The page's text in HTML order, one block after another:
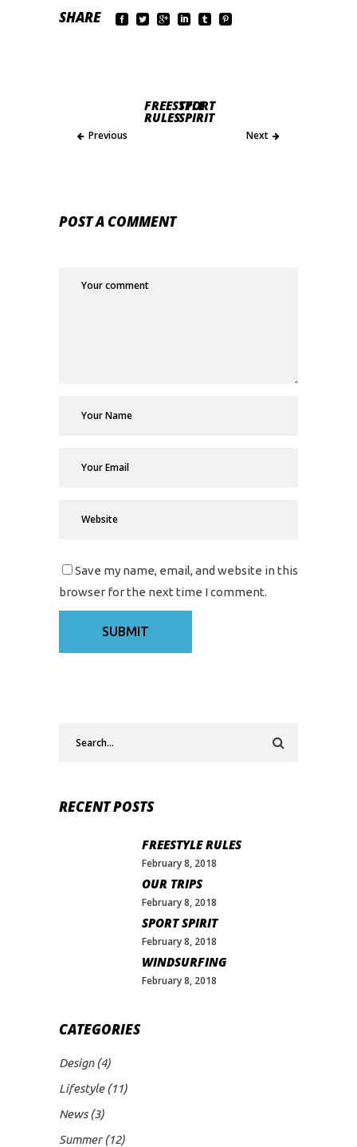
SHARE
FREESTYLE
RULES
Previous
SPORT
SPIRIT
Next
POST A COMMENT
Save my name, email, and website in this
browser for the next time I comment.
RECENT POSTS
FREESTYLE RULES
February 8, 2018
OUR TRIPS
February 8, 2018
SPORT SPIRIT
February 8, 2018
WINDSURFING
February 8, 2018
CATEGORIES
Design(4)
Lifestyle(11)
News(3)
Summer(12)